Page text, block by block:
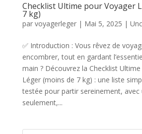
Checklist Ultime pour Voyager
7 kg)
par voyagerleger| Mai 5, 2025 |
✅ Introduction : Vous rêvez de
encombrer, tout en gardant
main ? Découvrez la Checklist
Léger (moins de 7 kg) : une liste
testée pour partir sereinement, avec
seulement,...